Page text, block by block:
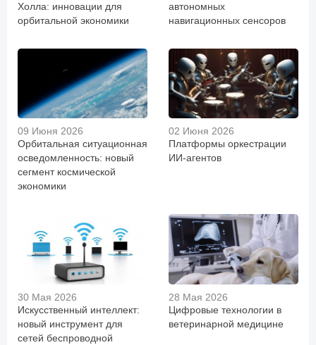
Холла: инновации для
орбитальной экономики
автономных
навигационных сенсоров
09 Июня 2026
Орбитальная ситуационная
осведомленность: новый
сегмент космической
экономики
02 Июня 2026
Платформы оркестрации
ИИ-агентов
30 Мая 2026
Искусственный интеллект:
новый инструмент для
сетей беспроводной
28 Мая 2026
Цифровые технологии в
ветеринарной медицине